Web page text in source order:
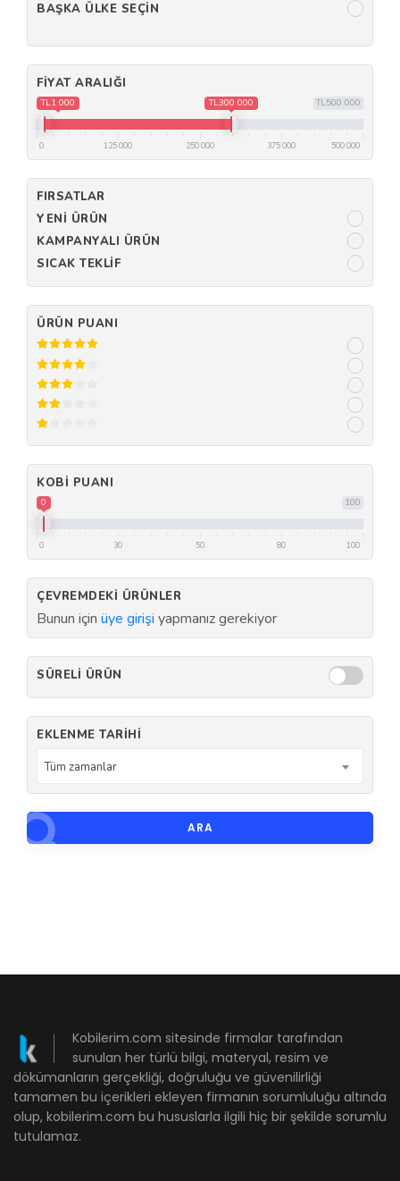
BAŞKA ÜLKE SEÇIN
FIYAT ARALIĞI
TL500 000
TL1 000 TL300 000
0 125 000 250 000 375 000 500 000
FIRSATLAR
YENI ÜRÜN
KAMPANYALI ÜRÜN
SICAK TEKLIF
ÜRÜN PUANI
KOBI PUANI
100
0
0 30 50 80 100
ÇEVREMDEKI ÜRÜNLER
Bunun için üye girişi yapmanız gerekiyor
SÜRELI ÜRÜN
EKLENME TARIHI
Tüm zamanlar
ARA
Kobilerim.com sitesinde firmalar tarafından
sunulan her türlü bilgi, materyal, resim ve
dökümanların gerçekliği, doğruluğu ve güvenilirliği
tamamen bu içerikleri ekleyen firmanın sorumluluğu altında
olup, kobilerim.com bu hususlarla ilgili hiç bir şekilde sorumlu
tutulamaz.